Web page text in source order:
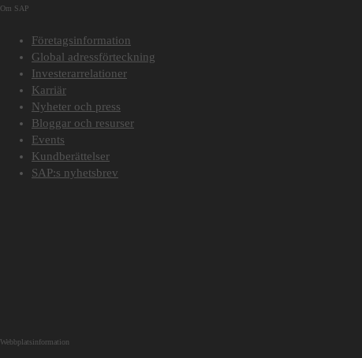
Om SAP
Företagsinformation
Global adressförteckning
Investerarrelationer
Karriär
Nyheter och press
Bloggar och resurser
Events
Kundberättelser
SAP:s nyhetsbrev
Webbplatsinformation